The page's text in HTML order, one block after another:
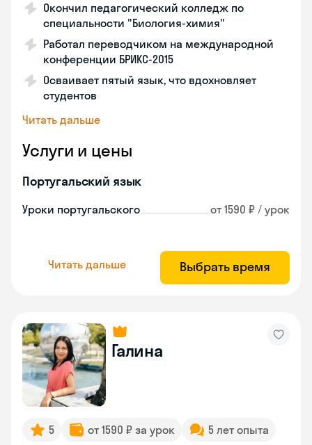
Окончил педагогический колледж по
специальности "Биология-химия"
Работал переводчиком на международной
конференции БРИКС-2015
Осваивает пятый язык, что вдохновляет
студентов
Читать дальше
Услуги и цены
Португальский язык
Уроки португальского от 1590 ₽ / урок
Читать дальше Выбрать время
Галина
5 от 1590 ₽ за урок 5 лет опыта